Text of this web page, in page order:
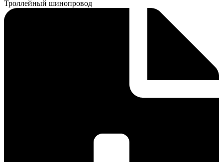
Троллейный шинопровод